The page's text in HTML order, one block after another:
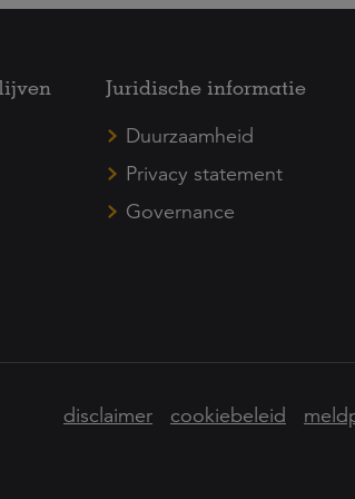
Juridische informatie
Duurzaamheid
Privacy statement
Governance
disclaimer cookiebeleid